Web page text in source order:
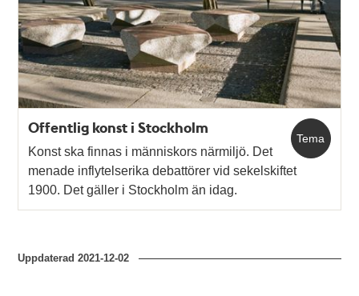
Tema
Offentlig konst i Stockholm
Konst ska finnas i människors närmiljö. Det
menade inflytelserika debattörer vid sekelskiftet
1900. Det gäller i Stockholm än idag.
Uppdaterad2021-12-02